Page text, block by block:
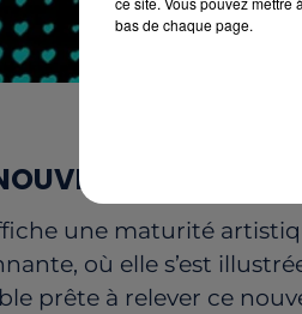
POUR LA
une maturité
où elle s’est
prête à relever ce
bas de chaque page.